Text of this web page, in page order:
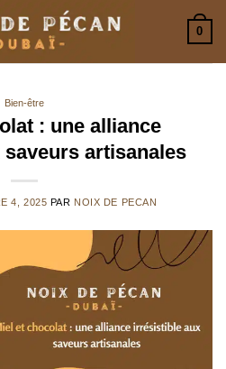
0
Bien-être
: une alliance
artisanales
4, 2025 PAR NOIX DE PECAN